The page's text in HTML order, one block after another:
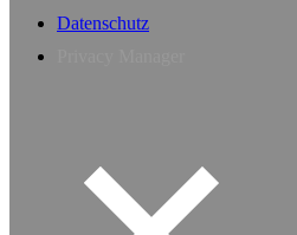
Datenschutz